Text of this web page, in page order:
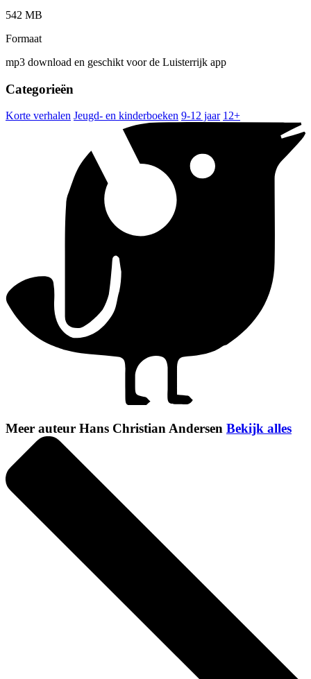
542 MB
Formaat
mp3 download en geschikt voor de Luisterrijk app
Categorieën
Korte verhalen Jeugd- en kinderboeken 9-12 jaar 12+
Meer auteur Hans Christian Andersen Bekijk alles